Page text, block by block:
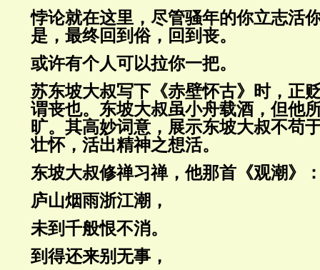
悖论就在这里，尽管骚年的你立志活
是，最终回到俗，回到丧。
或许有个人可以拉你一把。
苏东坡大叔写下《赤壁怀古》时，正
谓丧也。东坡大叔虽小舟载酒，但他
旷。其高妙词意，展示东坡大叔不苟
壮怀，活出精神之想活。
东坡大叔修禅习禅，他那首《观潮》
庐山烟雨浙江潮，
未到千般恨不消。
到得还来别无事，